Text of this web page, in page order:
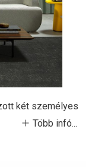
két személyes
Több infó...